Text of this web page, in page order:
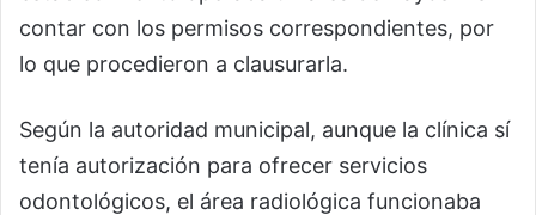
contar con los permisos correspondientes, por
lo que procedieron a clausurarla.
Según la autoridad municipal, aunque la clínica sí
tenía autorización para ofrecer servicios
odontológicos, el área radiológica funcionaba